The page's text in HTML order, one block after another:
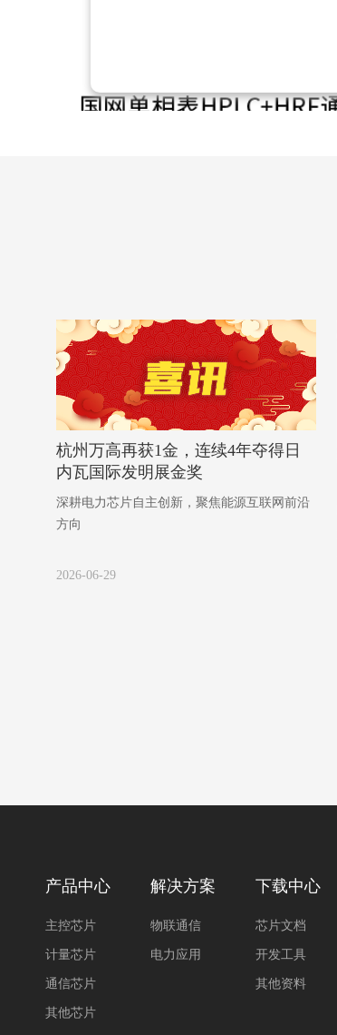
杭州万高再获1金，连续4年夺得日
内瓦国际发明展金奖
深耕电力芯片自主创新，聚焦能源互联网前沿
方向
2026-06-29
产品中心
主控芯片
计量芯片
通信芯片
其他芯片
解决方案
物联通信
电力应用
下载中心
芯片文档
开发工具
其他资料